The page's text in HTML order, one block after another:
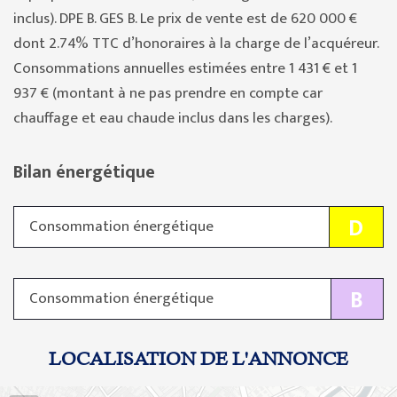
inclus). DPE B. GES B. Le prix de vente est de 620 000 €
dont 2.74% TTC d’honoraires à la charge de l’acquéreur.
Consommations annuelles estimées entre 1 431 € et 1
937 € (montant à ne pas prendre en compte car
chauffage et eau chaude inclus dans les charges).
Bilan énergétique
Consommation énergétique D
Consommation énergétique B
LOCALISATION DE L'ANNONCE